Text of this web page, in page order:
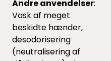
Andre anvendelser:
Vask af meget
beskidte hænder,
desodorisering
(neutralisering af